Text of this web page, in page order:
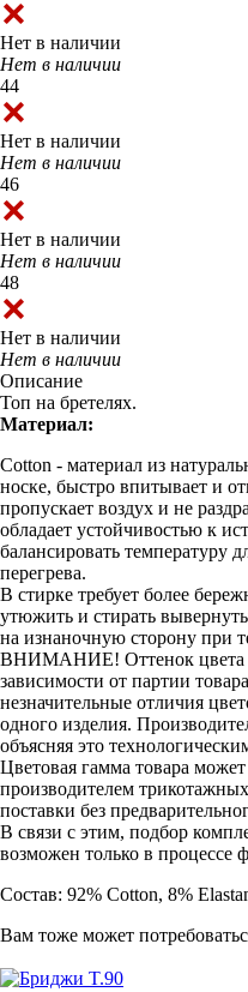
Нет в наличии
Нет в наличии
44
Нет в наличии
Нет в наличии
46
Нет в наличии
Нет в наличии
48
Нет в наличии
Нет в наличии
Описание
Топ на бретелях.
Материал:
Cotton - материал из
носке, быстро впитывает и
пропускает воздух и не
обладает устойчивостью к
балансировать температуру
В стирке требует более
утюжить и стирать
на изнаночную сторону при
ВНИМАНИЕ! Оттенок цвета
зависимости от партии
незначительные отличия
одного изделия.
объясняя это
Цветовая гамма товара
производителем
поставки без
В связи с этим, подбор
возможен только в процессе
Состав: 92% Cotton, 8%
Вам тоже может